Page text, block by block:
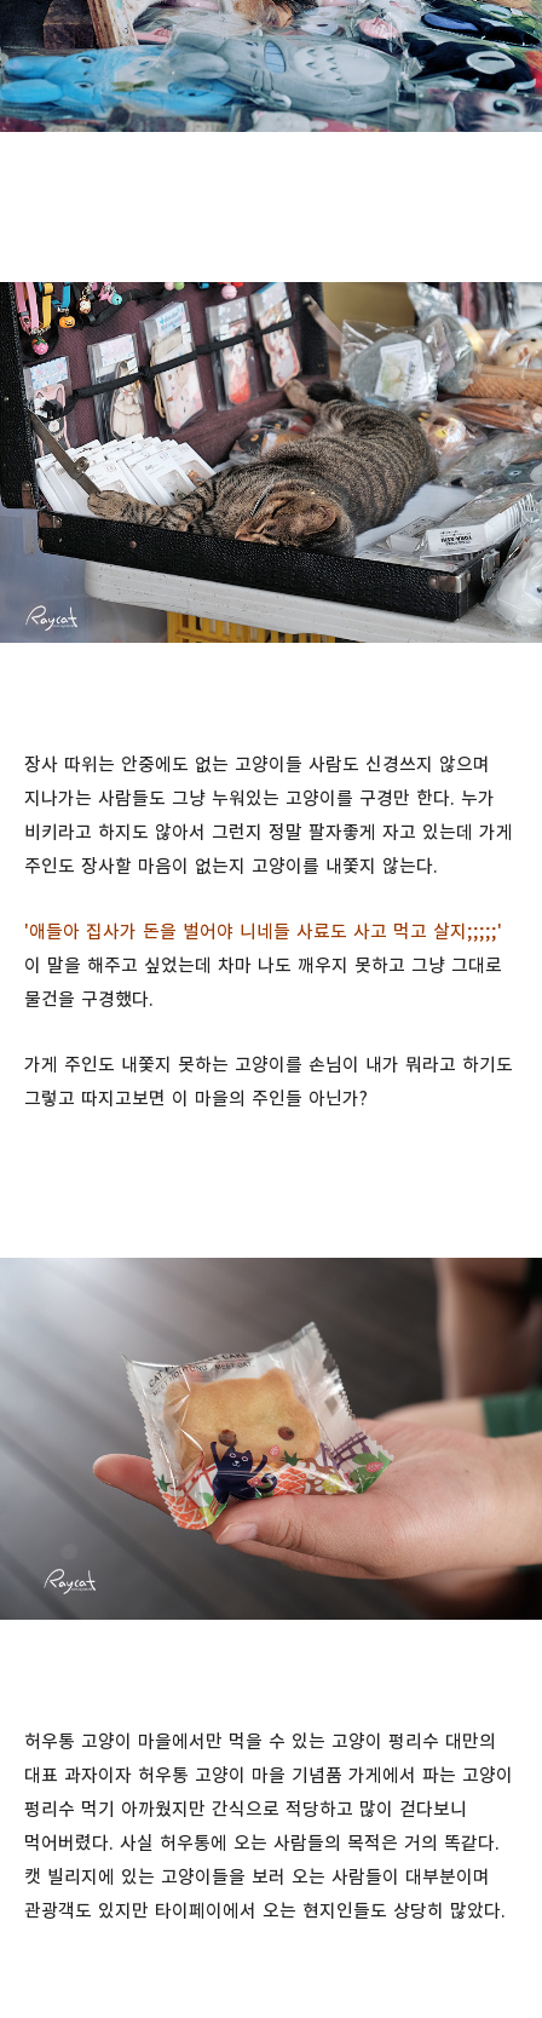
장사 따위는 안중에도 없는 고양이들 사람도 신경쓰지 않으며
지나가는 사람들도 그냥 누워있는 고양이를 구경만 한다. 누가
비키라고 하지도 않아서 그런지 정말 팔자좋게 자고 있는데 가게
주인도 장사할 마음이 없는지 고양이를 내쫓지 않는다.
'애들아 집사가 돈을 벌어야 니네들 사료도 사고 먹고 살지;;;;;'
이 말을 해주고 싶었는데 차마 나도 깨우지 못하고 그냥 그대로
물건을 구경했다.
가게 주인도 내쫓지 못하는 고양이를 손님이 내가 뭐라고 하기도
그렇고 따지고보면 이 마을의 주인들 아닌가?
허우통 고양이 마을에서만 먹을 수 있는 고양이 펑리수 대만의
대표 과자이자 허우통 고양이 마을 기념품 가게에서 파는 고양이
펑리수 먹기 아까웠지만 간식으로 적당하고 많이 걷다보니
먹어버렸다. 사실 허우통에 오는 사람들의 목적은 거의 똑같다.
캣 빌리지에 있는 고양이들을 보러 오는 사람들이 대부분이며
관광객도 있지만 타이페이에서 오는 현지인들도 상당히 많았다.